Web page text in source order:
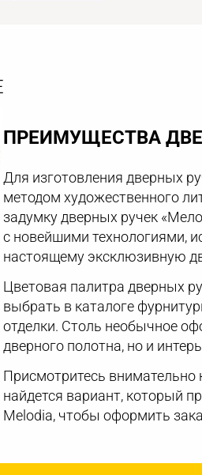
ПРЕИМУЩЕСТВА
Для изготовления дверных
методом художественного
задумку дверных ручек
с новейшими технологиями,
настоящему эксклюзивную
Цветовая палитра дверных
выбрать в каталоге
отделки. Столь необычное
дверного полотна, но и
Присмотритесь
найдется вариант, который
Melodia, чтобы оформить